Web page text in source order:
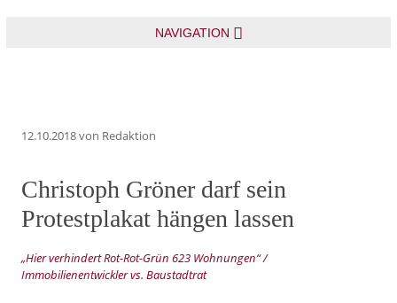
NAVIGATION
12.10.2018von Redaktion
Christoph Gröner darf sein
Protestplakat hängen lassen
„Hier verhindert Rot-Rot-Grün 623 Wohnungen“ /
Immobilienentwickler vs. Baustadtrat